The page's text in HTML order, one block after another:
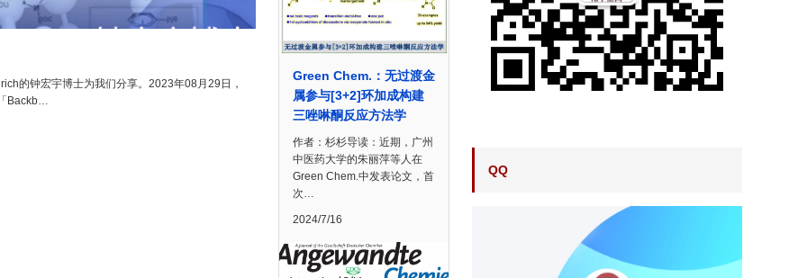
的钟宏宇博士为我们分享。2023年08月29日，
Backb…
Green Chem.：无过渡金
属参与[3+2]环加成构建
三唑啉酮反应方法学
作者：杉杉导读：近期，广州
中医药大学的朱丽萍等人在
Green Chem.中发表论文，首
次…
2024/7/16
QQ